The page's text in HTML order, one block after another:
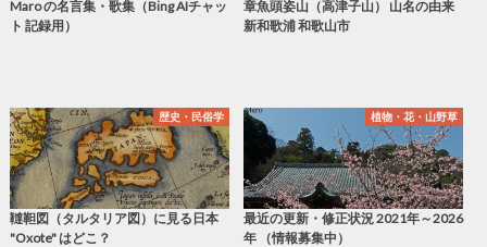
Maro の名言集・歌集（Bing AIチャッ
ト 記録用）
章魚頭姿山（高津子山） 山名の由来
新和歌浦 和歌山市
歴史・民俗学
韃靼図（タルタリア図）に見る日本
"Oxote" はどこ？
植物・花・山野草
最近の更新・修正状況 2021年～2026
年 （情報募集中）